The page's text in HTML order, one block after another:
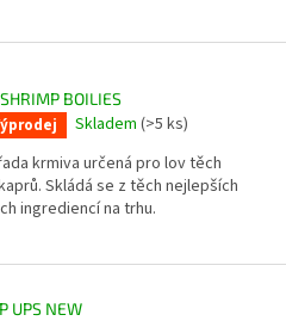
BOILIES
Skladem (>5 ks)
krmiva určená pro lov těch
Skládá se z těch nejlepších
ingrediencí na trhu.
UPS NEW